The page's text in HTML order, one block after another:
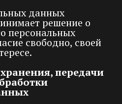
данных
решение о
персональных
свободно, своей
передачи